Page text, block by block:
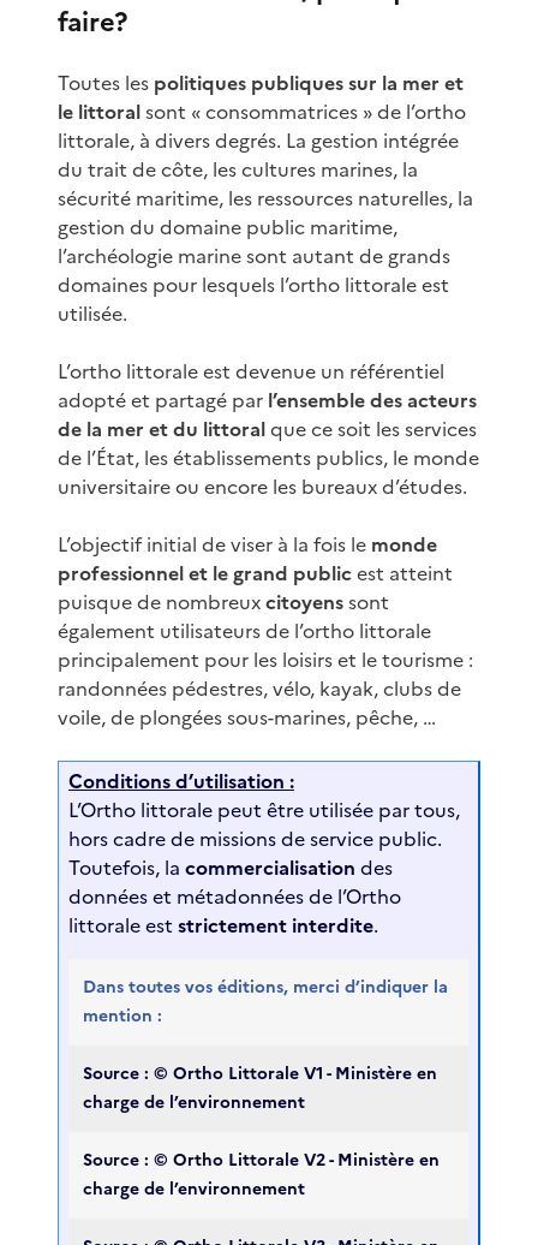
faire?
Toutes les politiques publiques sur la mer et
le littoralsont « consommatrices » de l’ortho
littorale, à divers degrés. La gestion intégrée
du trait de côte, les cultures marines, la
sécurité maritime, les ressources naturelles, la
gestion du domaine public maritime,
l’archéologie marine sont autant de grands
domaines pour lesquels l’ortho littorale est
utilisée.
L’ortho littorale est devenue un référentiel
adopté et partagé par l’ensemble des acteurs
de la mer et du littoralque ce soit les services
de l’État, les établissements publics, le monde
universitaire ou encore les bureaux d’études.
L’objectif initial de viser à la fois le monde
professionnel et le grand publicest atteint
puisque de nombreuxcitoyenssont
également utilisateurs de l’ortho littorale
principalement pour les loisirs et le tourisme :
randonnées pédestres, vélo, kayak, clubs de
voile, de plongées sous-marines, pêche, …
Conditions d’utilisation :
L’Ortho littorale peut être utilisée par tous,
hors cadre de missions de service public.
Toutefois, la commercialisation des
données et métadonnées de l’Ortho
littorale est strictement interdite.
Dans toutes vos éditions, merci d’indiquer la
mention :
Source : © Ortho Littorale V1 - Ministère en
charge de l’environnement
Source : © Ortho Littorale V2 - Ministère en
charge de l’environnement